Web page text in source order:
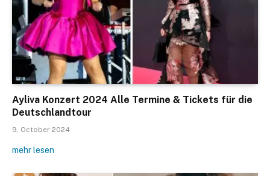
Ayliva Konzert 2024 Alle Termine & Tickets für die
Deutschlandtour
9. October 2024
mehr lesen